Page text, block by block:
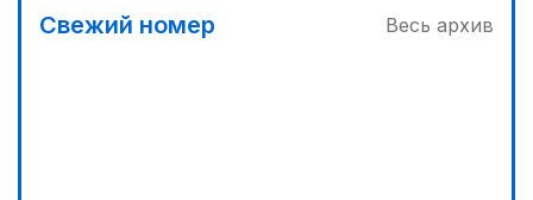
Свежий номер Весь архив